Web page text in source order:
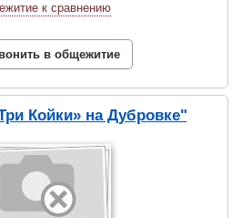
к сравнению
в общежитие
Койки» на Дубровке"